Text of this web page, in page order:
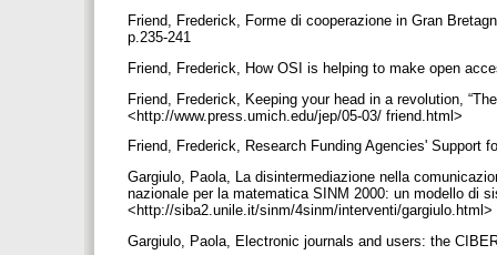
Friend, Frederick, Forme di cooperazione in Gran
p.235-241
Friend, Frederick, How OSI is helping to make open
Friend, Frederick, Keeping your head in a revolution,
<http://www.press.umich.edu/jep/05-03/ friend.html>
Friend, Frederick, Research Funding Agencies'
Gargiulo, Paola, La disintermediazione nella
nazionale per la matematica SINM 2000: un modello di
<http://siba2.unile.it/sinm/4sinm/interventi/gargiulo.html>
Gargiulo, Paola, Electronic journals and users: the